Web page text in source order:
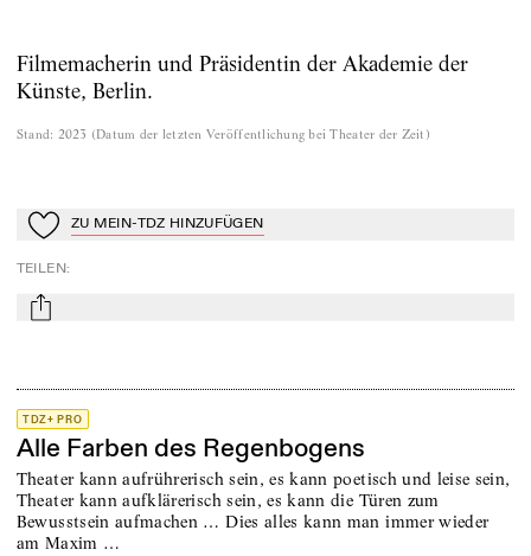
Filmemacherin und Präsidentin der Akademie der
Künste, Berlin.
Stand: 2023 (Datum der letzten Veröffentlichung bei Theater der Zeit )
Zu Mein-TdZ hinzufügen
ZU MEIN-TDZ HINZUFÜGEN
TEILEN:
mail
TDZ+ PRO
Alle Farben des Regenbogens
Theater kann aufrührerisch sein, es kann poetisch und leise sein,
Theater kann aufklärerisch sein, es kann die Türen zum
Bewusstsein aufmachen … Dies alles kann man immer wieder
am Maxim …